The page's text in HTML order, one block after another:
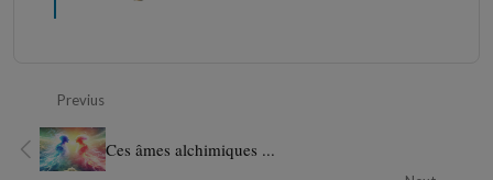
Previus
Ces âmes alchimiques ...